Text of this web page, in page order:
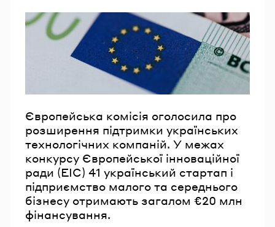
Європейська комісія оголосила про
розширення підтримки українських
технологічних компаній. У межах
конкурсу Європейської інноваційної
ради (EIC) 41 український стартап і
підприємство малого та середнього
бізнесу отримають загалом €20 млн
фінансування.